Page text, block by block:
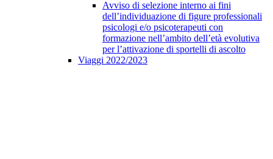
Avviso di selezione interno ai fini
dell’individuazione di figure professionali
psicologi e/o psicoterapeuti con
formazione nell’ambito dell’età evolutiva
per l’attivazione di sportelli di ascolto
Viaggi 2022/2023